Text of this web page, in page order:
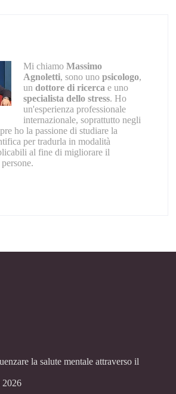
Mi chiamo Massimo
Agnoletti, sono uno psicologo,
un dottore di ricerca e uno
specialista dello stress. Ho
un'esperienza professionale
internazionale, soprattutto negli
ho la passione di studiare la
per tradurla in modalità
al fine di migliorare il
la salute mentale attraverso il